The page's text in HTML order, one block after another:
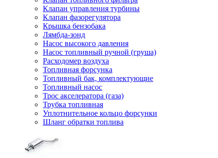
Клапан управления турбины
Клапан фазорегулятора
Крышка бензобака
Лямбда-зонд
Насос высокого давления
Насос топливный ручной (груша)
Расходомер воздуха
Топливная форсунка
Топливный бак, комплектующие
Топливный насос
Трос акселератора (газа)
Трубка топливная
Уплотнительное кольцо форсунки
Шланг обратки топлива